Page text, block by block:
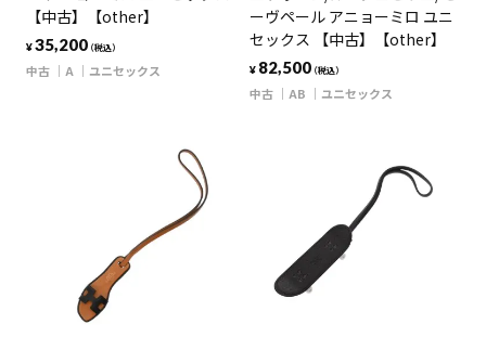
【中古】【other】
¥35,200（税込）
中古 A ユニセックス
ーヴペール アニョーミロ ユニ
セックス 【中古】【other】
¥ 82,500（税込）
中古 AB ユニセックス